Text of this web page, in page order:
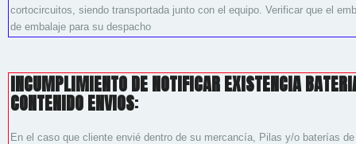
cortocircuitos, siendo transportada junto con el equipo. Verificar que el
de embalaje para su despacho
INCUMPLIMIENTO DE NOTIFICAR EXISTENCIA
CONTENIDO ENVIOS:
En el caso que cliente envié dentro de su mercancía, Pilas y/o baterías